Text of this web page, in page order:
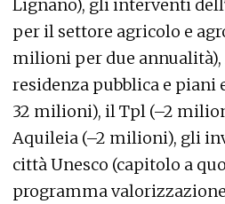
Lignano), gli interventi
per il settore agricolo e
milioni per due
residenza pubblica e piani
32 milioni), il Tpl (–2
Aquileia (–2 milioni), gli
città Unesco (capitolo a
programma